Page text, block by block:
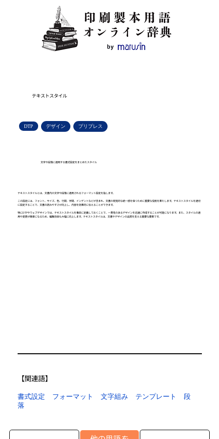
テキストスタイル
DTP デザイン プリプレス
文字や段落に適用する書式設定をまとめたスタイル
テキストスタイルとは、文書内の文字や段落に適用されるフォーマット設定を指します。
この設定には、フォント、サイズ、色、行間、字間、インデントなどが含まれ、文書の視覚的な統一感を保つために重要な役割を果たします。テキストスタイルを適切
に設定することで、文書の読みやすさが向上し、内容を効果的に伝えることができます。
特にDTPやウェブデザインでは、テキストスタイルを事前に定義しておくことで、一貫性のあるデザインを迅速に作成することが可能になります。また、スタイルの適
用や変更が簡単になるため、編集効率も大幅に向上します。テキストスタイルは、文書やデザインの品質を支える重要な要素です。
【​関連語】
書式設定 フォーマット 文字組み テンプレート
段
落